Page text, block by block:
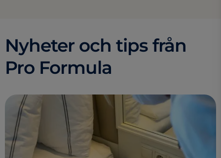
Nyheter och tips från
Pro Formula